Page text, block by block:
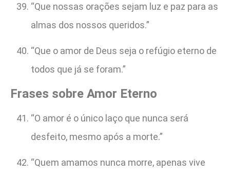
“Que nossas orações sejam luz e paz para as
almas dos nossos queridos.”
“Que o amor de Deus seja o refúgio eterno de
todos que já se foram.”
Frases sobre Amor Eterno
“O amor é o único laço que nunca será
desfeito, mesmo após a morte.”
“Quem amamos nunca morre, apenas vive